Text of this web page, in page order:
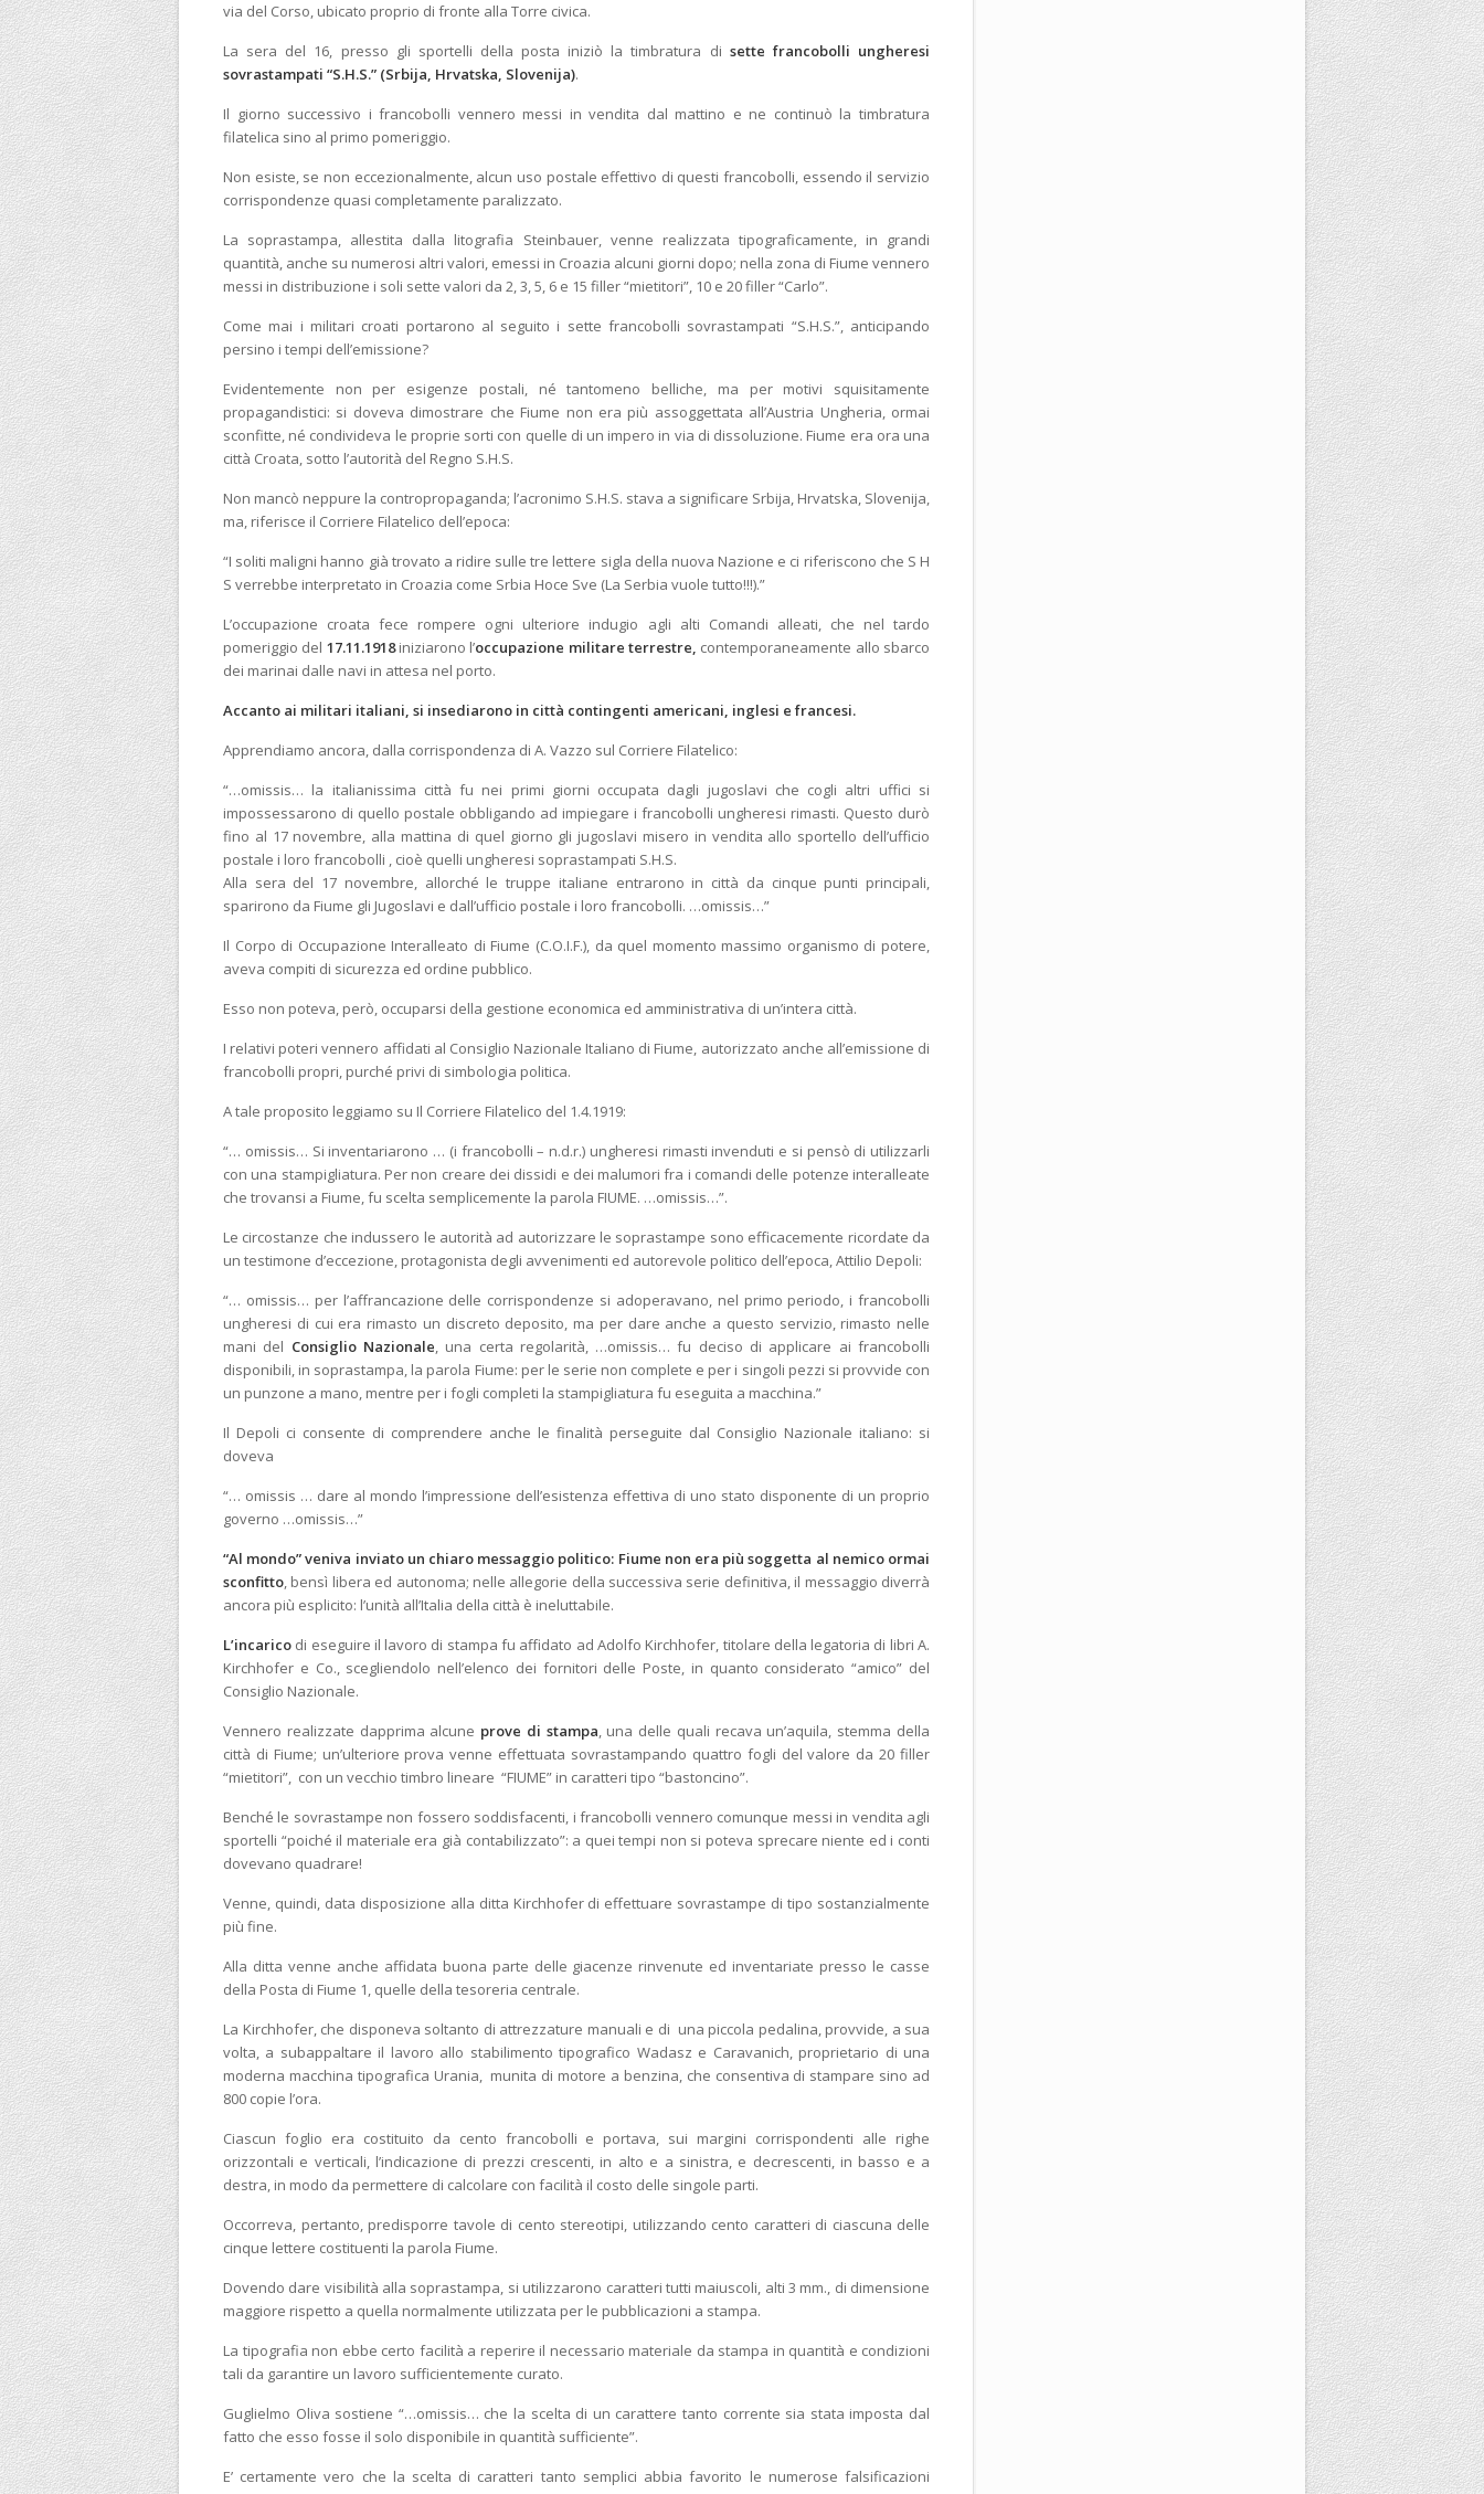
via del Corso, ubicato proprio di fronte alla Torre civica.
La sera del 16, presso gli sportelli della posta iniziò la timbratura di sette francobolli ungheresi
sovrastampati “S.H.S.” (Srbija, Hrvatska, Slovenija).
Il giorno successivo i francobolli vennero messi in vendita dal mattino e ne continuò la timbratura
filatelica sino al primo pomeriggio.
Non esiste, se non eccezionalmente, alcun uso postale effettivo di questi francobolli, essendo il servizio
corrispondenze quasi completamente paralizzato.
La soprastampa, allestita dalla litografia Steinbauer, venne realizzata tipograficamente, in grandi
quantità, anche su numerosi altri valori, emessi in Croazia alcuni giorni dopo; nella zona di Fiume vennero
messi in distribuzione i soli sette valori da 2, 3, 5, 6 e 15 filler “mietitori”, 10 e 20 filler “Carlo”.
Come mai i militari croati portarono al seguito i sette francobolli sovrastampati “S.H.S.”, anticipando
persino i tempi dell’emissione?
Evidentemente non per esigenze postali, né tantomeno belliche, ma per motivi squisitamente
propagandistici: si doveva dimostrare che Fiume non era più assoggettata all’Austria Ungheria, ormai
sconfitte, né condivideva le proprie sorti con quelle di un impero in via di dissoluzione. Fiume era ora una
città Croata, sotto l’autorità del Regno S.H.S.
Non mancò neppure la contropropaganda; l’acronimo S.H.S. stava a significare Srbija, Hrvatska, Slovenija,
ma, riferisce il Corriere Filatelico dell’epoca:
“I soliti maligni hanno già trovato a ridire sulle tre lettere sigla della nuova Nazione e ci riferiscono che S H
S verrebbe interpretato in Croazia come Srbia Hoce Sve (La Serbia vuole tutto!!!).”
L’occupazione croata fece rompere ogni ulteriore indugio agli alti Comandi alleati, che nel tardo
pomeriggio del 17.11.1918iniziarono l’occupazione militare terrestre, contemporaneamente allo sbarco
dei marinai dalle navi in attesa nel porto.
Accanto ai militari italiani, si insediarono in città contingenti americani, inglesi e francesi.
Apprendiamo ancora, dalla corrispondenza di A. Vazzo sul Corriere Filatelico:
“…omissis… la italianissima città fu nei primi giorni occupata dagli jugoslavi che cogli altri uffici si
impossessarono di quello postale obbligando ad impiegare i francobolli ungheresi rimasti. Questo durò
fino al 17 novembre, alla mattina di quel giorno gli jugoslavi misero in vendita allo sportello dell’ufficio
postale i loro francobolli , cioè quelli ungheresi soprastampati S.H.S.
Alla sera del 17 novembre, allorché le truppe italiane entrarono in città da cinque punti principali,
sparirono da Fiume gli Jugoslavi e dall’ufficio postale i loro francobolli. …omissis…”
Il Corpo di Occupazione Interalleato di Fiume (C.O.I.F.), da quel momento massimo organismo di potere,
aveva compiti di sicurezza ed ordine pubblico.
Esso non poteva, però, occuparsi della gestione economica ed amministrativa di un’intera città.
I relativi poteri vennero affidati al Consiglio Nazionale Italiano di Fiume, autorizzato anche all’emissione di
francobolli propri, purché privi di simbologia politica.
A tale proposito leggiamo su Il Corriere Filatelico del 1.4.1919:
“… omissis… Si inventariarono … (i francobolli – n.d.r.) ungheresi rimasti invenduti e si pensò di utilizzarli
con una stampigliatura. Per non creare dei dissidi e dei malumori fra i comandi delle potenze interalleate
che trovansi a Fiume, fu scelta semplicemente la parola FIUME. …omissis…”.
Le circostanze che indussero le autorità ad autorizzare le soprastampe sono efficacemente ricordate da
un testimone d’eccezione, protagonista degli avvenimenti ed autorevole politico dell’epoca, Attilio Depoli:
“… omissis… per l’affrancazione delle corrispondenze si adoperavano, nel primo periodo, i francobolli
ungheresi di cui era rimasto un discreto deposito, ma per dare anche a questo servizio, rimasto nelle
mani del Consiglio Nazionale, una certa regolarità, …omissis… fu deciso di applicare ai francobolli
disponibili, in soprastampa, la parola Fiume: per le serie non complete e per i singoli pezzi si provvide con
un punzone a mano, mentre per i fogli completi la stampigliatura fu eseguita a macchina.”
Il Depoli ci consente di comprendere anche le finalità perseguite dal Consiglio Nazionale italiano: si
doveva
“… omissis … dare al mondo l’impressione dell’esistenza effettiva di uno stato disponente di un proprio
governo …omissis…”
“Al mondo” veniva inviato un chiaro messaggio politico: Fiume non era più soggetta al nemico ormai
sconfitto, bensì libera ed autonoma; nelle allegorie della successiva serie definitiva, il messaggio diverrà
ancora più esplicito: l’unità all’Italia della città è ineluttabile.
L’incarico di eseguire il lavoro di stampa fu affidato ad Adolfo Kirchhofer, titolare della legatoria di libri A.
Kirchhofer e Co., scegliendolo nell’elenco dei fornitori delle Poste, in quanto considerato “amico” del
Consiglio Nazionale.
Vennero realizzate dapprima alcune prove di stampa, una delle quali recava un’aquila, stemma della
città di Fiume; un’ulteriore prova venne effettuata sovrastampando quattro fogli del valore da 20 filler
“mietitori”, con un vecchio timbro lineare “FIUME” in caratteri tipo “bastoncino”.
Benché le sovrastampe non fossero soddisfacenti, i francobolli vennero comunque messi in vendita agli
sportelli “poiché il materiale era già contabilizzato”: a quei tempi non si poteva sprecare niente ed i conti
dovevano quadrare!
Venne, quindi, data disposizione alla ditta Kirchhofer di effettuare sovrastampe di tipo sostanzialmente
più fine.
Alla ditta venne anche affidata buona parte delle giacenze rinvenute ed inventariate presso le casse
della Posta di Fiume 1, quelle della tesoreria centrale.
La Kirchhofer, che disponeva soltanto di attrezzature manuali e di una piccola pedalina, provvide, a sua
volta, a subappaltare il lavoro allo stabilimento tipografico Wadasz e Caravanich, proprietario di una
moderna macchina tipografica Urania, munita di motore a benzina, che consentiva di stampare sino ad
800 copie l’ora.
Ciascun foglio era costituito da cento francobolli e portava, sui margini corrispondenti alle righe
orizzontali e verticali, l’indicazione di prezzi crescenti, in alto e a sinistra, e decrescenti, in basso e a
destra, in modo da permettere di calcolare con facilità il costo delle singole parti.
Occorreva, pertanto, predisporre tavole di cento stereotipi, utilizzando cento caratteri di ciascuna delle
cinque lettere costituenti la parola Fiume.
Dovendo dare visibilità alla soprastampa, si utilizzarono caratteri tutti maiuscoli, alti 3 mm., di dimensione
maggiore rispetto a quella normalmente utilizzata per le pubblicazioni a stampa.
La tipografia non ebbe certo facilità a reperire il necessario materiale da stampa in quantità e condizioni
tali da garantire un lavoro sufficientemente curato.
Guglielmo Oliva sostiene “…omissis… che la scelta di un carattere tanto corrente sia stata imposta dal
fatto che esso fosse il solo disponibile in quantità sufficiente”.
E’ certamente vero che la scelta di caratteri tanto semplici abbia favorito le numerose falsificazioni